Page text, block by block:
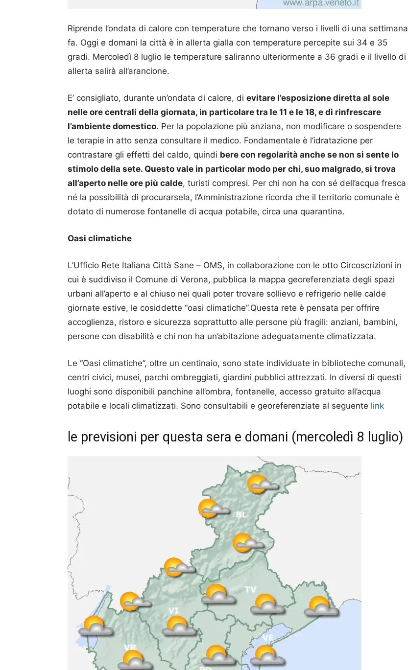
Riprende l’ondata di calore con temperature che tornano verso i livelli di una settimana
fa. Oggi e domani la città è in allerta gialla con temperature percepite sui 34 e 35
gradi. Mercoledì 8 luglio le temperature saliranno ulteriormente a 36 gradi e il livello di
allerta salirà all’arancione.
E’ consigliato, durante un’ondata di calore, di evitare l’esposizione diretta al sole
nelle ore centrali della giornata, in particolare tra le 11 e le 18, e di rinfrescare
l’ambiente domestico. Per la popolazione più anziana, non modificare o sospendere
le terapie in atto senza consultare il medico. Fondamentale è l’idratazione per
contrastare gli effetti del caldo, quindi bere con regolarità anche se non si sente lo
stimolo della sete. Questo vale in particolar modo per chi, suo malgrado, si trova
all’aperto nelle ore più calde, turisti compresi. Per chi non ha con sé dell’acqua fresca
né la possibilità di procurarsela, l’Amministrazione ricorda che il territorio comunale è
dotato di numerose fontanelle di acqua potabile, circa una quarantina.
Oasi climatiche
L’Ufficio Rete Italiana Città Sane – OMS, in collaborazione con le otto Circoscrizioni in
cui è suddiviso il Comune di Verona, pubblica la mappa georeferenziata degli spazi
urbani all’aperto e al chiuso nei quali poter trovare sollievo e refrigerio nelle calde
giornate estive, le cosiddette “oasi climatiche”.Questa rete è pensata per offrire
accoglienza, ristoro e sicurezza soprattutto alle persone più fragili: anziani, bambini,
persone con disabilità e chi non ha un’abitazione adeguatamente climatizzata.
Le “Oasi climatiche”, oltre un centinaio, sono state individuate in biblioteche comunali,
centri civici, musei, parchi ombreggiati, giardini pubblici attrezzati. In diversi di questi
luoghi sono disponibili panchine all’ombra, fontanelle, accesso gratuito all’acqua
potabile e locali climatizzati. Sono consultabili e georeferenziate al seguente link
le previsioni per questa sera e domani (mercoledì 8 luglio)